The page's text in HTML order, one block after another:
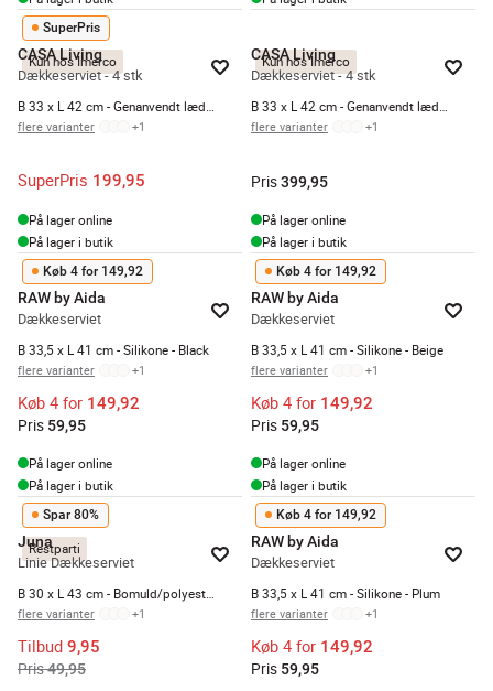
Kun hos Imerco
SuperPris
CASA Living
Dækkeserviet - 4 stk
flere varianter +1
SuperPris 199,95
På lager online
På lager i butik
Kun hos Imerco
CASA Living
Dækkeserviet - 4 stk
flere varianter +1
Pris399,95
På lager online
På lager i butik
Køb 4 for 149,92
RAW by Aida
Dækkeserviet
B 33,5 x L 41 cm - Silikone - Black
flere varianter +1
Køb 4 for 149,92
Pris 59,95
På lager online
På lager i butik
Køb 4 for 149,92
RAW by Aida
Dækkeserviet
B 33,5 x L 41 cm - Silikone - Beige
flere varianter +1
Køb 4 for 149,92
Pris 59,95
På lager online
På lager i butik
Restparti
Spar 80%
Juna
Linie Dækkeserviet
flere varianter +1
Tilbud 9,95
Pris49,95
Køb 4 for 149,92
RAW by Aida
Dækkeserviet
B 33,5 x L 41 cm - Silikone - Plum
flere varianter +1
Køb 4 for 149,92
Pris 59,95